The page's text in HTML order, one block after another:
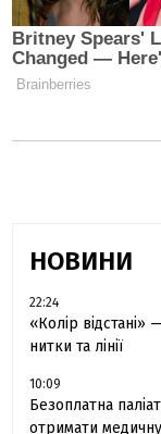
НОВИНИ
22:24
«Колір
нитки та лінії
10:09
Безоплатна
отримати